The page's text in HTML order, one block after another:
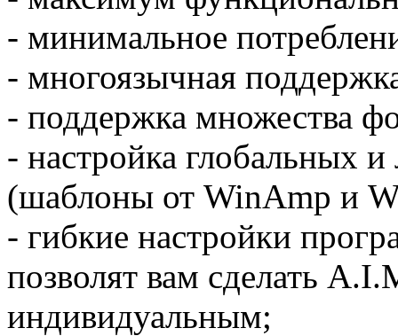
- минимальное
- многоязычная
- поддержка множества
- настройка глобальных
(шаблоны от WinAmp и
- гибкие настройки
позволят вам сделать
индивидуальным;